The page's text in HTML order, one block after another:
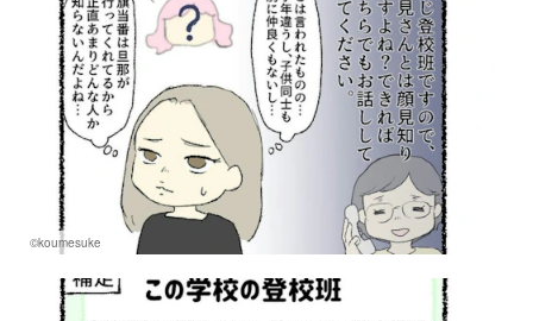
©koumesuke